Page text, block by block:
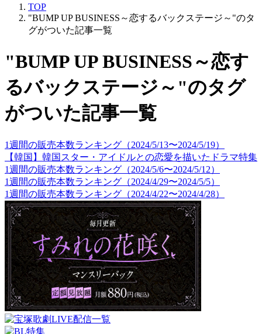
TOP
"BUMP UP BUSINESS～恋するバックステージ～"のタ
グがついた記事一覧
"BUMP UP BUSINESS～恋す
るバックステージ～"のタグ
がついた記事一覧
1週間の販売本数ランキング（2024/5/13〜2024/5/19）
【韓国】韓国スター・アイドルとの恋愛を描いたドラマ特集
1週間の販売本数ランキング（2024/5/6〜2024/5/12）
1週間の販売本数ランキング（2024/4/29〜2024/5/5）
1週間の販売本数ランキング（2024/4/22〜2024/4/28）